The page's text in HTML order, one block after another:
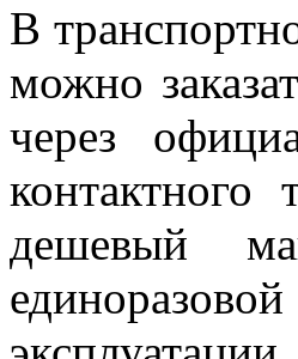
В
можно
через
дешевый